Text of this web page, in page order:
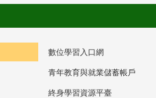
數位學習入口網
青年教育與就業儲蓄帳戶
終身學習資源平臺